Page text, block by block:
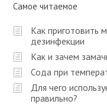
Самое читаемое
Как приготовить
дезинфекции
Как и зачем
Сода при
Для чего
правильно?